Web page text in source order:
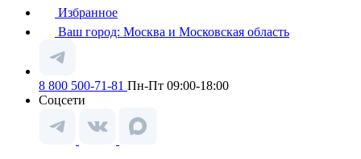
Избранное
Ваш город: Москва и Московская область
8 800 500-71-81 Пн-Пт 09:00-18:00
Соцсети